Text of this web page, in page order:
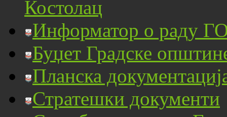
Костолац
Информатор о раду
Буџет Градске
Планска
Стратешки документи